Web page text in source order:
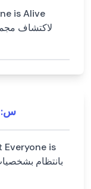
لاكتشاف